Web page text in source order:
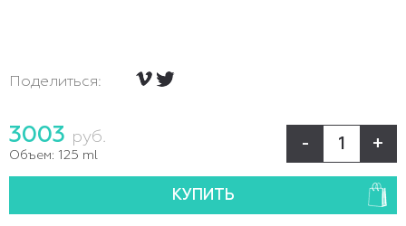
Поделиться:
3003 руб.
Объем: 125 ml
- +
КУПИТЬ